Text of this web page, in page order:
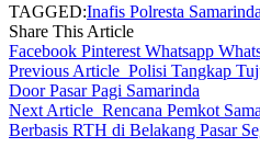
TAGGED:Inafis Polresta Samarinda
Share This Article
Facebook Pinterest Whatsapp
Previous Article Polisi Tangkap
Door Pasar Pagi Samarinda
Next Article Rencana Pemkot
Berbasis RTH di Belakang Pasar